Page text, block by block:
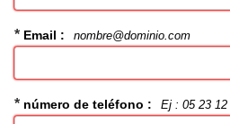
* Email : nombre@dominio.com
* número de teléfono : Ej : 05 23